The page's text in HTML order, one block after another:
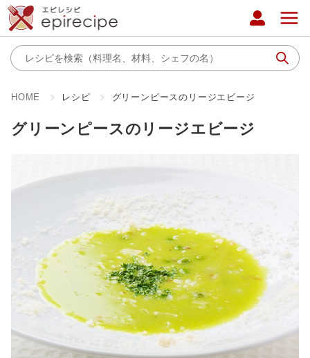
HOME レシピ グリーンピースのリージエビージ
グリーンピースのリージエビージ